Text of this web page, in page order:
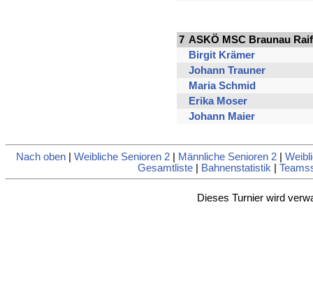
7 ASKÖ MSC Braunau
Birgit Krämer
Johann Trauner
Maria Schmid
Erika Moser
Johann Maier
Nach oben| Weibliche Senioren 2| Männliche Senioren 2|
Gesamtliste| Bahnenstatistik
Dieses Turnier wird